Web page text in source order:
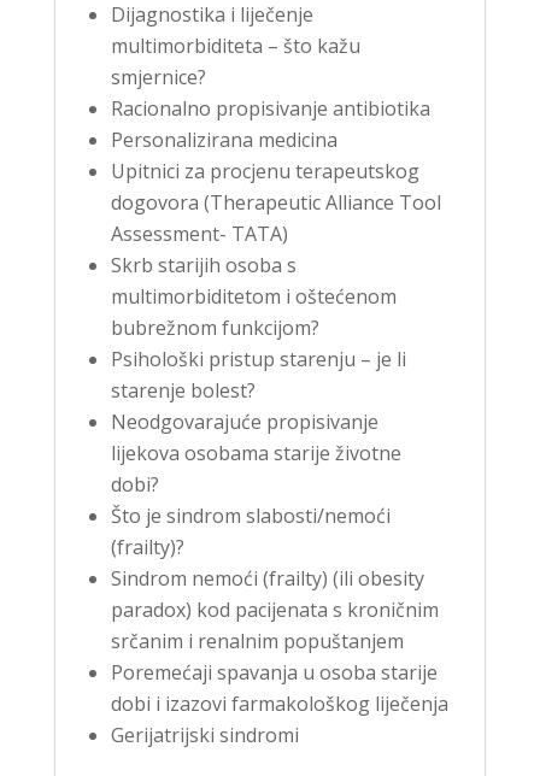
Dijagnostika i liječenje
multimorbiditeta – što kažu
smjernice?
Racionalno propisivanje antibiotika
Personalizirana medicina
Upitnici za procjenu terapeutskog
dogovora (Therapeutic Alliance Tool
Assessment- TATA)
Skrb starijih osoba s
multimorbiditetom i oštećenom
bubrežnom funkcijom?
Psihološki pristup starenju – je li
starenje bolest?
Neodgovarajuće propisivanje
lijekova osobama starije životne
dobi?
Što je sindrom slabosti/nemoći
(frailty)?
Sindrom nemoći (frailty) (ili obesity
paradox) kod pacijenata s kroničnim
srčanim i renalnim popuštanjem
Poremećaji spavanja u osoba starije
dobi i izazovi farmakološkog liječenja
Gerijatrijski sindromi